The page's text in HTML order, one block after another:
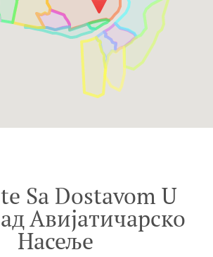
Sa Dostavom U
Авијатичарско
Насеље